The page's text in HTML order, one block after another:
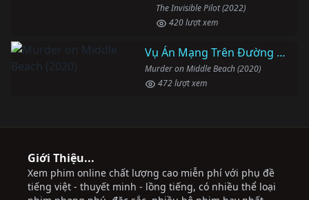
The Invisible Pilot (2022)
420 lượt xem
Vụ Án Mạng Trên Đường Middle Beach
Murder on Middle Beach (2020)
472 lượt xem
Giới Thiệu...
Xem phim online chất lượng cao miễn phí với phụ đề
tiếng việt - thuyết minh - lồng tiếng, có nhiều thể loại